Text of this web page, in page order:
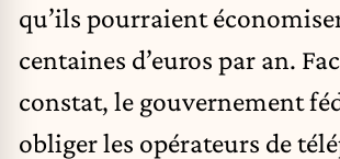
qu’ils pourraient
centaines d’euros par an.
constat, le gouvernement
obliger les opérateurs de